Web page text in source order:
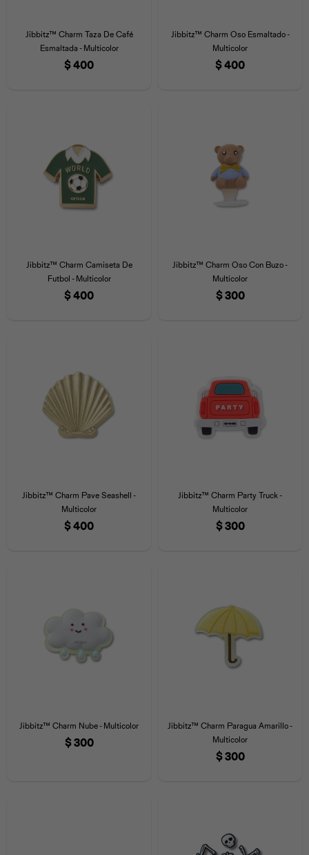
Jibbitz™ Charm Taza De Café
Esmaltada - Multicolor
$400
Jibbitz™ Charm Oso Esmaltado -
Multicolor
$400
Jibbitz™ Charm Camiseta De
Futbol - Multicolor
$400
Jibbitz™ Charm Oso Con Buzo -
Multicolor
$300
Jibbitz™ Charm Pave Seashell -
Multicolor
$400
Jibbitz™ Charm Party Truck -
Multicolor
$300
Jibbitz™ Charm Nube - Multicolor
$300
Jibbitz™ Charm Paragua Amarillo -
Multicolor
$300